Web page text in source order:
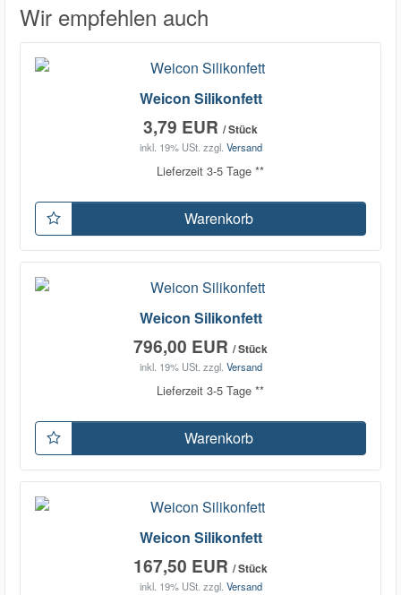
Wir empfehlen auch
Weicon Silikonfett
3,79 EUR / Stück
inkl. 19% USt. zzgl. Versand
Lieferzeit 3-5 Tage **
Warenkorb
Weicon Silikonfett
796,00 EUR / Stück
inkl. 19% USt. zzgl. Versand
Lieferzeit 3-5 Tage **
Warenkorb
Weicon Silikonfett
167,50 EUR / Stück
inkl. 19% USt. zzgl. Versand